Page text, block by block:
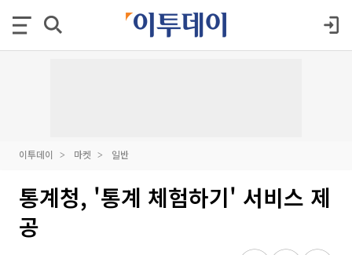
이투데이 마켓 일반
통계청, '통계 체험하기' 서비스 제
공